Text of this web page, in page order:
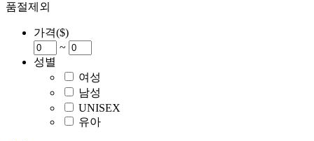
품절제외
가격($)
~
성별
여성
남성
UNISEX
유아